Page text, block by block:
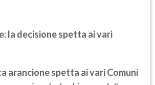
la decisione spetta ai vari
arancionespetta ai vari Comuni